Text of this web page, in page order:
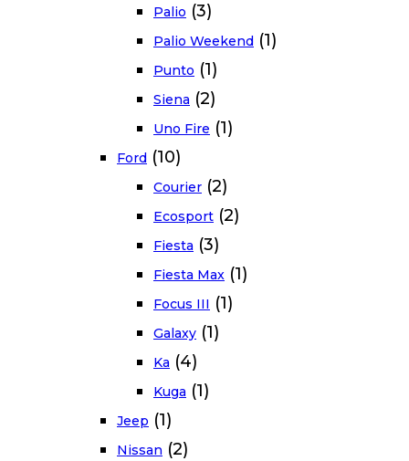
Palio (3)
Palio Weekend (1)
Punto (1)
Siena (2)
Uno Fire (1)
Ford (10)
Courier (2)
Ecosport (2)
Fiesta (3)
Fiesta Max (1)
Focus III (1)
Galaxy (1)
Ka (4)
Kuga (1)
Jeep (1)
Nissan (2)